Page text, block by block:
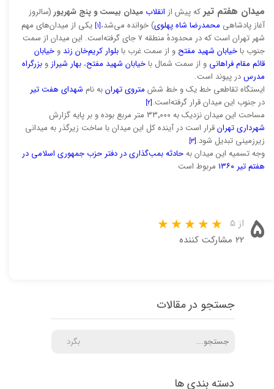
میدان هفتم تیرکه پیش از انقلاب میدان بیست و پنج شهریور (سالروز
آغاز پادشاهی محمدرضا شاه پهلوی) خوانده می‌شد،[۱]
یکی از میدان‌های مهم
شهر تهران است که در محدودهٔ منطقه ۷ جای گرفته‌است. این میدان از سمت
جنوب باخیابان شهید مفتح و از سمت غرب بابلوار کریم‌خان زند و خیابان
قائم مقام فراهانی و از سمت شمال باخیابان شهید مفتح، بهار شیراز و بزرگراه
مدرسدر پیوند است.
ایستگاه تقاطعی خط یک و خط شش متروی تهرانبه نام شهدای هفت تیر
در جنوب این میدان قرار گرفته‌است.[۲]
مساحت این میدان نزدیک به ۳۳٬۰۰۰ متر مربع بوده و بر پایه گزارش
شهرداری تهرانقرار است در آینده کل این میدان با ساخت زیرگذر به میدانی
زیرزمینی تبدیل شود.[۳]
وجه تسمیه این میدان بهحادثه بمب‌گذاری در دفتر حزب جمهوری اسلامی در
هفتم تیر ۱۳۶۰
مربوط است
۵ از ۵
۲۲ مشارکت کننده
دسته بندی ها
جستجو در مقالات
بگرد